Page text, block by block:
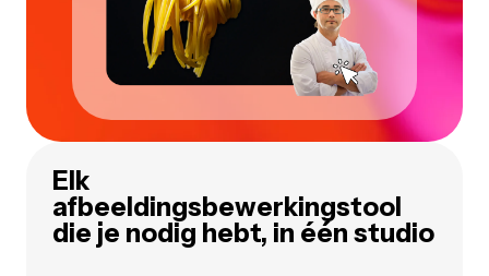
Elk
afbeeldingsbewerkingstool
die je nodig hebt, in één studio